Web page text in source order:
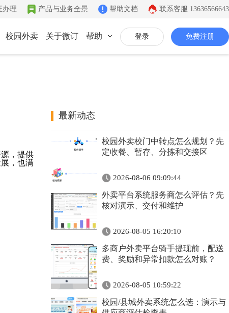
联系客服 13636566643
帮助文档
产品与业务全景
办理
登录 免费注册
同城生活信息发布 连接你的客户和粉丝
校园外卖 关于微订 帮助
致力于移动互联网开发
有影响力的互联网企业
公司资质
证件齐全，安全放心
联系我们
7*12小时在线咨询
，提供
，也满
最新动态
校园外卖校门中转点怎么规划？先
定收餐、暂存、分拣和交接区
2026-08-06 09:09:44
外卖平台系统服务商怎么评估？先
核对演示、交付和维护
2026-08-05 16:20:10
多商户外卖平台骑手提现前，配送
费、奖励和异常扣款怎么对账？
2026-08-05 10:59:22
校园/县城外卖系统怎么选：演示与